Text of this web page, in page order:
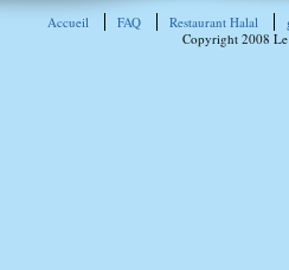
Accueil FAQ Restaurant Halal
Copyright 2008